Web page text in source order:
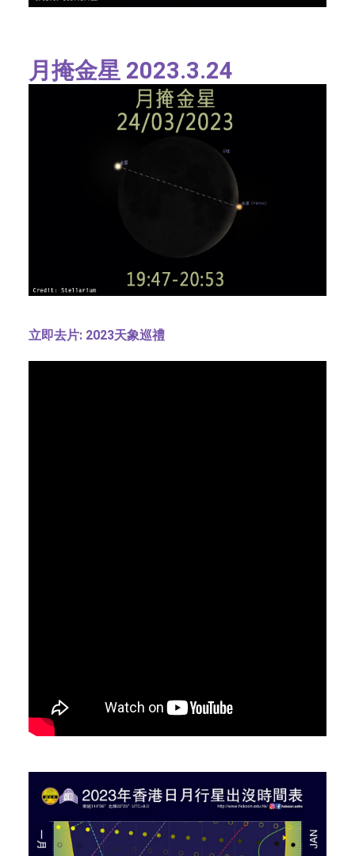
月掩金星 2023.3.24
立即去片: 2023天象巡禮